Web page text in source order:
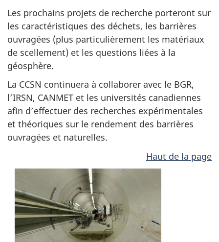
Les prochains projets de recherche porteront sur
les caractéristiques des déchets, les barrières
ouvragées (plus particulièrement les matériaux
de scellement) et les questions liées à la
géosphère.
La CCSN continuera à collaborer avec le BGR,
l’IRSN, CANMET et les universités canadiennes
afin d’effectuer des recherches expérimentales
et théoriques sur le rendement des barrières
ouvragées et naturelles.
Haut de la page